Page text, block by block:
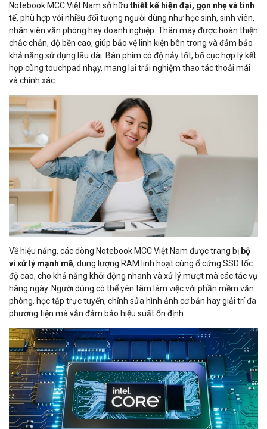
Notebook MCC Việt Nam sở hữu thiết kế hiện đại, gọn nhẹ và tinh
tế, phù hợp với nhiều đối tượng người dùng như học sinh, sinh viên,
nhân viên văn phòng hay doanh nghiệp. Thân máy được hoàn thiện
chắc chắn, độ bền cao, giúp bảo vệ linh kiện bên trong và đảm bảo
khả năng sử dụng lâu dài. Bàn phím có độ nảy tốt, bố cục hợp lý kết
hợp cùng touchpad nhạy, mang lại trải nghiệm thao tác thoải mái
và chính xác.
Về hiệu năng, các dòng Notebook MCC Việt Nam được trang bị bộ
vi xử lý mạnh mẽ, dung lượng RAM linh hoạt cùng ổ cứng SSD tốc
độ cao, cho khả năng khởi động nhanh và xử lý mượt mà các tác vụ
hàng ngày. Người dùng có thể yên tâm làm việc với phần mềm văn
phòng, học tập trực tuyến, chỉnh sửa hình ảnh cơ bản hay giải trí đa
phương tiện mà vẫn đảm bảo hiệu suất ổn định.